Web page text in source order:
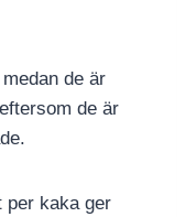
de är
de är
per kaka ger